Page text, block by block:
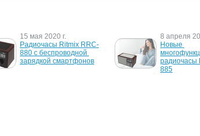
15 мая 2020 г.
Радиочасы Ritmix RRC-
880 с беспроводной
зарядкой смартфонов
8 апреля
Новые
радиочасы
885